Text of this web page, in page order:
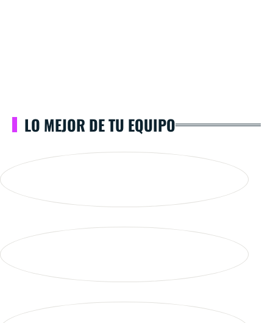
LO MEJOR DE TU EQUIPO